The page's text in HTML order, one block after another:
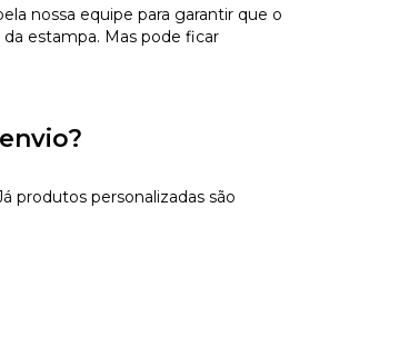
nossa equipe para garantir que o
estampa. Mas pode ficar
produtos personalizadas são